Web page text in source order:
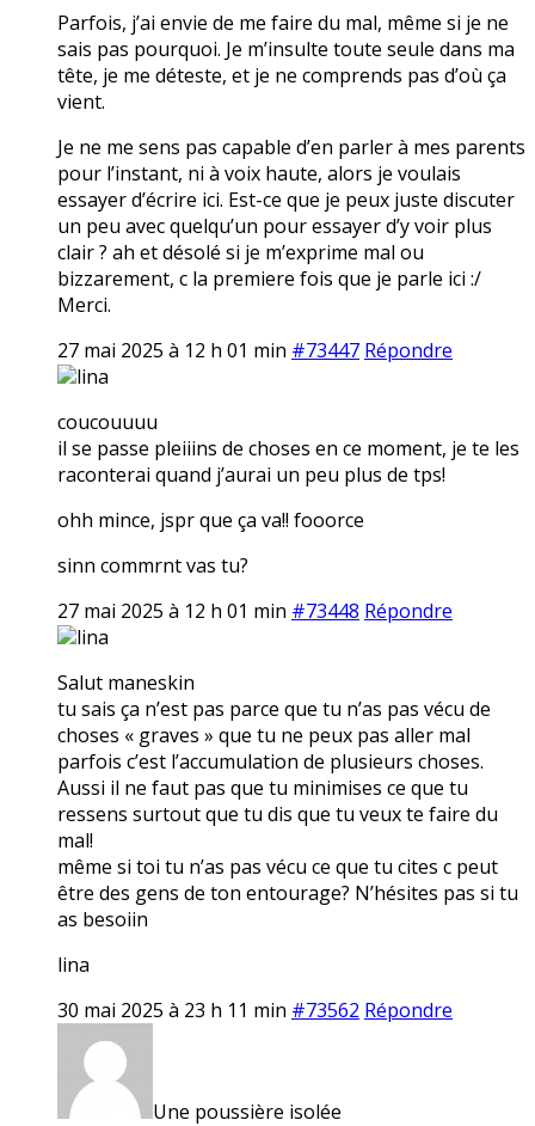
Parfois, j’ai envie de me faire du mal, même si je ne
sais pas pourquoi. Je m’insulte toute seule dans ma
tête, je me déteste, et je ne comprends pas d’où ça
vient.
Je ne me sens pas capable d’en parler à mes parents
pour l’instant, ni à voix haute, alors je voulais
essayer d’écrire ici. Est-ce que je peux juste discuter
un peu avec quelqu’un pour essayer d’y voir plus
clair ? ah et désolé si je m’exprime mal ou
bizzarement, c la premiere fois que je parle ici :/
Merci.
27 mai 2025 à 12 h 01 min #73447 Répondre
lina
coucouuuu
il se passe pleiiins de choses en ce moment, je te les
raconterai quand j’aurai un peu plus de tps!
ohh mince, jspr que ça va!! fooorce
sinn commrnt vas tu?
27 mai 2025 à 12 h 01 min #73448 Répondre
lina
Salut maneskin
tu sais ça n’est pas parce que tu n’as pas vécu de
choses « graves » que tu ne peux pas aller mal
parfois c’est l’accumulation de plusieurs choses.
Aussi il ne faut pas que tu minimises ce que tu
ressens surtout que tu dis que tu veux te faire du
mal!
même si toi tu n’as pas vécu ce que tu cites c peut
être des gens de ton entourage? N’hésites pas si tu
as besoiin
lina
30 mai 2025 à 23 h 11 min #73562 Répondre
Une poussière isolée